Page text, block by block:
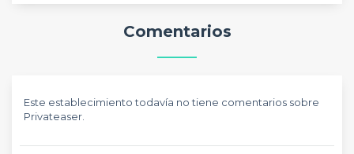
Comentarios
Este establecimiento todavía no tiene comentarios sobre
Privateaser.